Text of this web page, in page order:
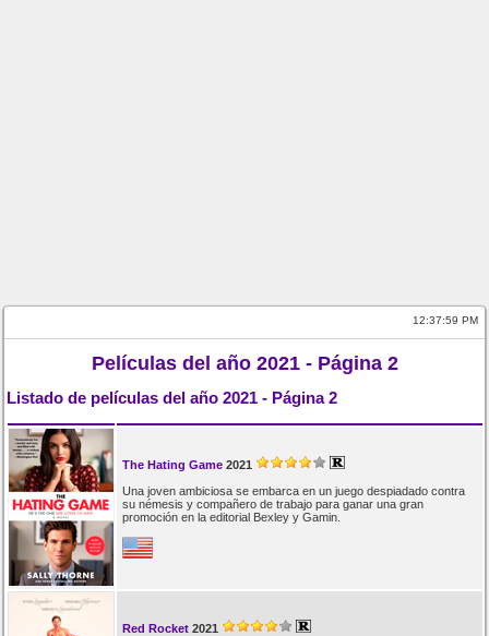
12:37:59 PM
Películas del año 2021 - Página 2
Listado de películas del año 2021 - Página 2
The Hating Game 2021
Una joven ambiciosa se embarca en un juego despiadado contra
su némesis y compañero de trabajo para ganar una gran
promoción en la editorial Bexley y Gamin.
Red Rocket 2021